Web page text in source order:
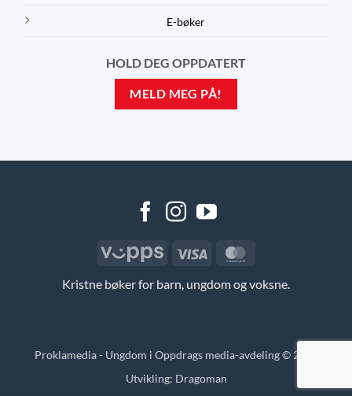
E-bøker
HOLD DEG OPPDATERT
MELD MEG PÅ!
Kristne bøker for barn, ungdom og voksne.
Vipps Visa
Proklamedia - Ungdom i Oppdrags media-avdeling © 2026
Utvikling: Dragoman